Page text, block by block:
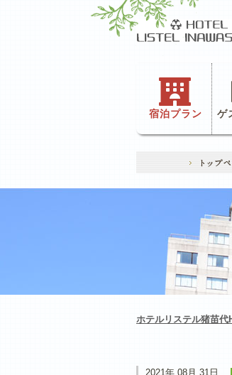
宿泊プラン ゲ
ホテルリステル猪苗代
2021年 08月 31日